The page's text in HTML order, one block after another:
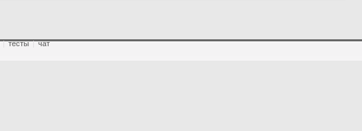
| тесты | чат